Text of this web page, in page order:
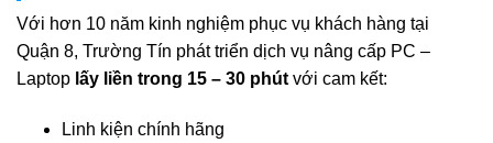
Với hơn 10 năm kinh nghiệm phục vụ khách hàng tại
Quận 8, Trường Tín phát triển dịch vụ nâng cấp PC –
Laptop lấy liền trong 15 – 30 phútvới cam kết:
Linh kiện chính hãng